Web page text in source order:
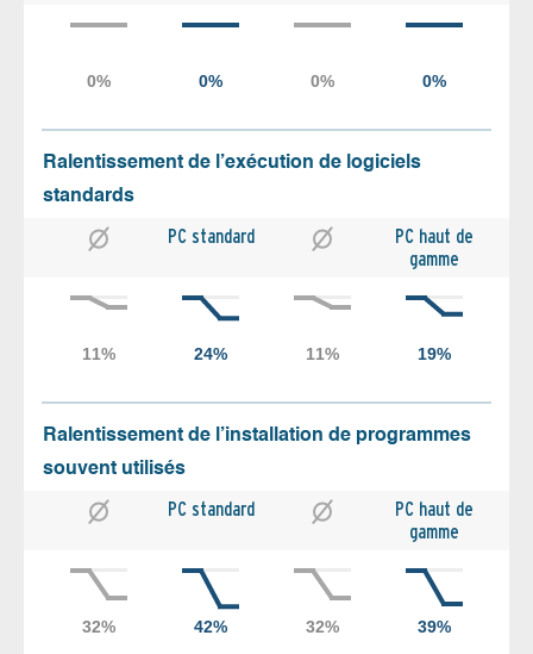
Ralentissement de l’exécution de logiciels
standards
PC standard
PC haut de
gamme
Ralentissement de l’installation de programmes
souvent utilisés
PC standard
PC haut de
gamme